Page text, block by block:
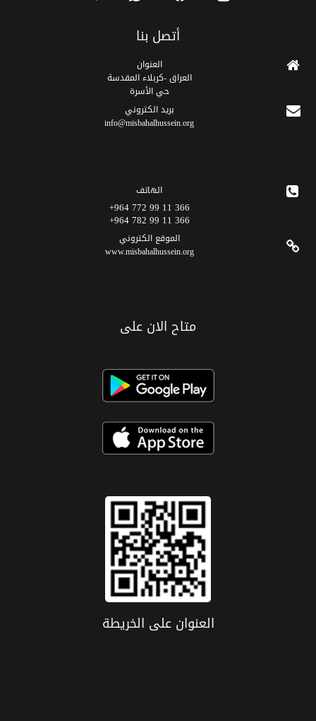
أتصل بنا
العنوان
العراق -كربلاء المقدسة
حي الأسرة
برید الکتروني
info@misbahalhussein.org
الهاتف
366 11 99 772 964+
366 11 99 782 964+
الموقع الکتروني
www.misbahalhussein.org
متاح الان على
العنوان علی الخریطة